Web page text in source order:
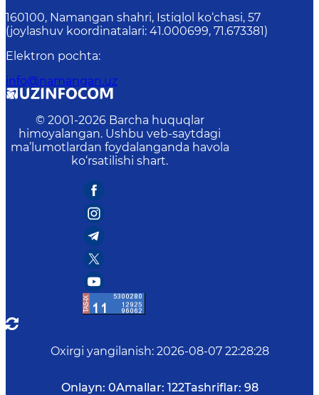
160100, Nаmаngаn shаhri, Istiqlol ko‘chаsi, 57
(joylashuv koordinatalari: 41.000699, 71.673381)
Elektron pochta:
info@namangan.uz
© 2001-2026 Barcha huquqlar
himoyalangan. Ushbu veb-saytdagi
ma’lumotlardan foydalanganda havola
ko‘rsatilishi shart.
Oxirgi yangilanish: 2026-08-07 22:28:28
Onlayn: 0Amallar: 122Tashriflar: 98